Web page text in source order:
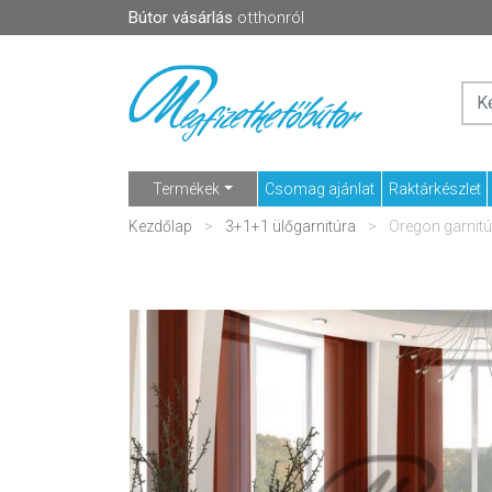
Bútor vásárlás otthonról
Termékek Csomag ajánlat Raktárkészlet
Kezdőlap 3+1+1 ülőgarnitúra Oregon